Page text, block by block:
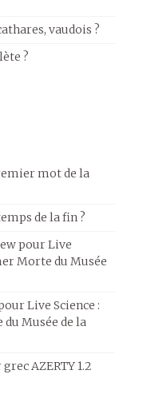
vaudois ?
?
mot de la
de la fin ?
pour Live
Morte du Musée
Live Science :
Musée de la
AZERTY 1.2